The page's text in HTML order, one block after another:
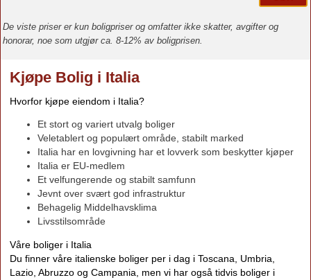
Kjøpe Bolig i Italia
Hvorfor kjøpe eiendom i Italia?
Et stort og variert utvalg boliger
Veletablert og populært område, stabilt marked
Italia har en lovgivning har et lovverk som beskytter kjøper
Italia er EU-medlem
Et velfungerende og stabilt samfunn
Jevnt over svært god infrastruktur
Behagelig Middelhavsklima
Livsstilsområde
Våre boliger i Italia
Du finner våre italienske boliger per i dag i Toscana, Umbria,
Lazio, Abruzzo og Campania, men vi har også tidvis boliger i
De viste priser er kun boligpriser og omfatter ikke skatter, avgifter og
honorar, noe som utgjør ca. 8-12% av boligprisen.